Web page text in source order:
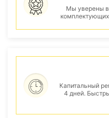
Мы уверены в
Капитальный
4 дней.